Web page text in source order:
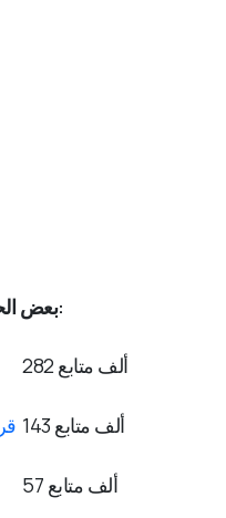
بعض الحسابات والمجموعات التي تداولت الادعاء: